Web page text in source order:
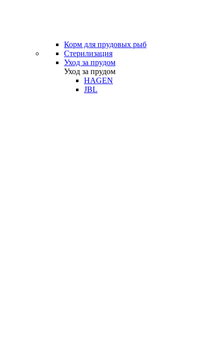
Корм для прудовых рыб
Стерилизация
Уход за прудом
Уход за прудом
HAGEN
JBL